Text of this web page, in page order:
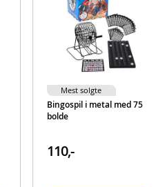
Bingospil i metal med 75
bolde
110,-
Mest solgte